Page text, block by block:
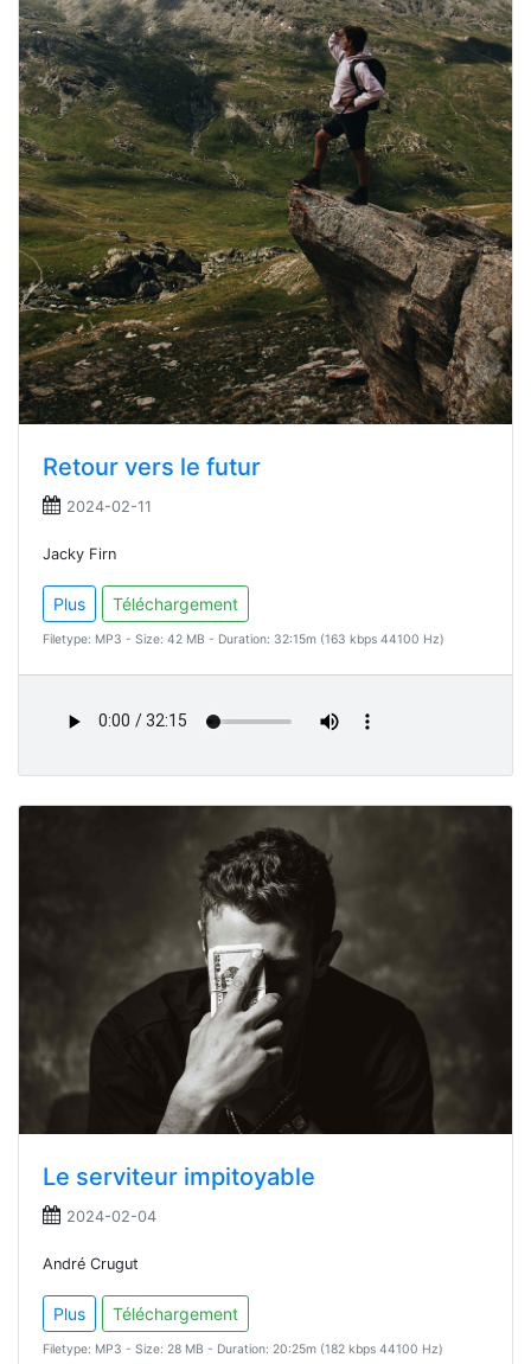
Retour vers le futur
2024-02-11
Jacky Firn
Plus Téléchargement
Filetype: MP3 - Size: 42 MB - Duration: 32:15m (163 kbps 44100 Hz)
Le serviteur impitoyable
2024-02-04
André Crugut
Plus Téléchargement
Filetype: MP3 - Size: 28 MB - Duration: 20:25m (182 kbps 44100 Hz)